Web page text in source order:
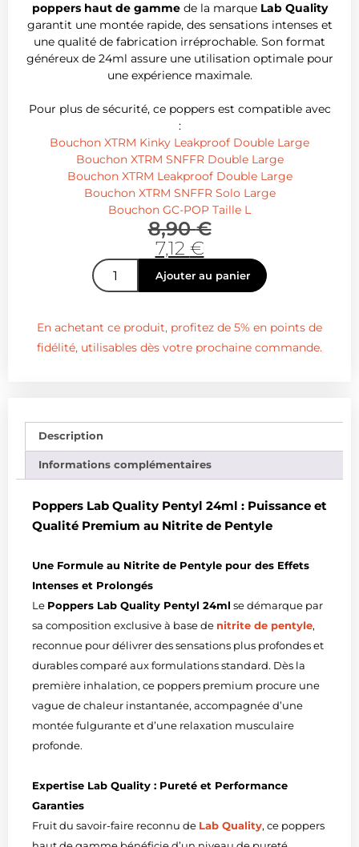
poppers haut de gammede la marque Lab Quality
garantit une montée rapide, des sensations intenses et
une qualité de fabrication irréprochable. Son format
généreux de 24ml assure une utilisation optimale pour
une expérience maximale.
Pour plus de sécurité, ce poppers est compatible avec
:
Bouchon XTRM Kinky Leakproof Double Large
Bouchon XTRM SNFFR Double Large
Bouchon XTRM Leakproof Double Large
Bouchon XTRM SNFFR Solo Large
Bouchon GC-POP Taille L
8,90€
7,12 €
Ajouter au panier
En achetant ce produit, profitez de 5% en points de
fidélité, utilisables dès votre prochaine commande.
Description
Informations complémentaires
Poppers Lab Quality Pentyl 24ml : Puissance et
Qualité Premium au Nitrite de Pentyle
Une Formule au Nitrite de Pentyle pour des Effets
Intenses et Prolongés
Le Poppers Lab Quality Pentyl 24ml se démarque par
sa composition exclusive à base de nitrite de pentyle,
reconnue pour délivrer des sensations plus profondes et
durables comparé aux formulations standard. Dès la
première inhalation, ce poppers premium procure une
vague de chaleur instantanée, accompagnée d’une
montée fulgurante et d’une relaxation musculaire
profonde.
Expertise Lab Quality : Pureté et Performance
Garanties
Fruit du savoir-faire reconnu de Lab Quality, ce poppers